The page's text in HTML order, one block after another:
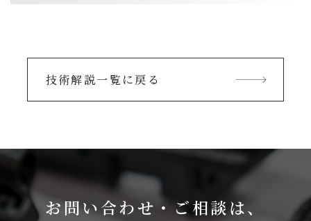
技術解説一覧に戻る
お問い合わせ・ご相談は、